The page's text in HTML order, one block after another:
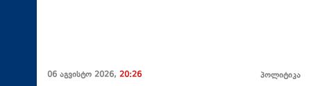
06 აგვისტო 2026, 20:26 პოლიტიკა